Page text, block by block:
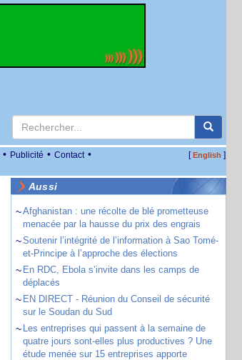
• Publicité • Contact • [English ]
Aussi
~Afghanistan : une récolte de blé prometteuse
menacée par la hausse du prix des engrais
~Soutenir l’intégrité de l’information à Sao Tomé-
et-Principe à l’approche des élections
~ En RDC, Ebola s’invite dans les camps de
déplacés
~ EN DIRECT - Réunion du Conseil de sécurité
sur le Soudan du Sud
~ Les entreprises qui passent à la semaine de
quatre jours sont-elles plus productives ? Une
étude menée sur 15 entreprises apporte